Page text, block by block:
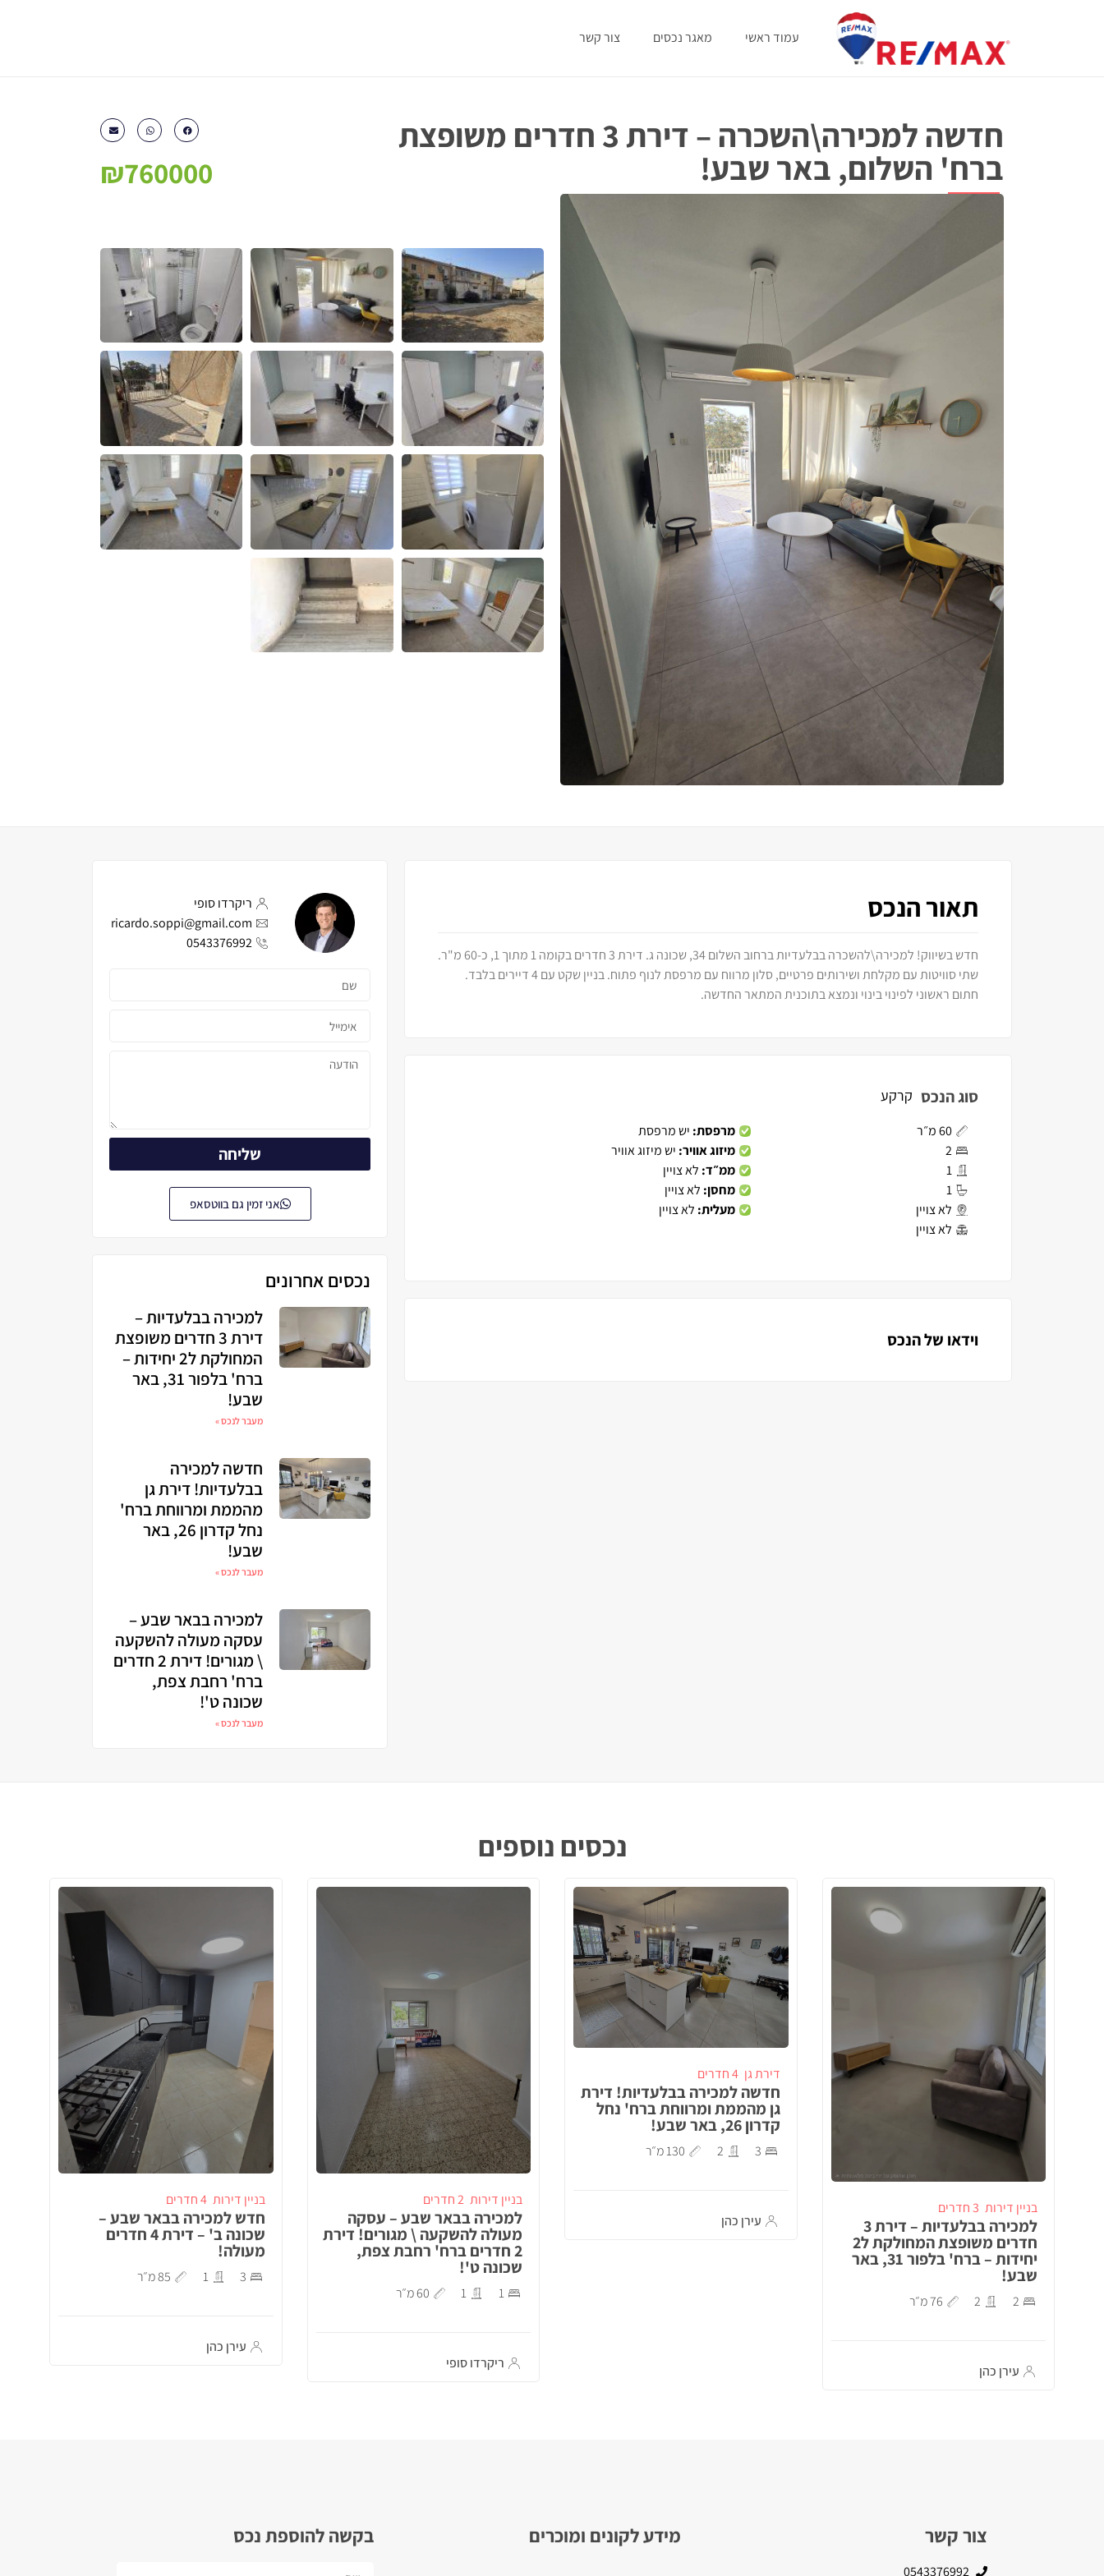
עמוד ראשי מאגר נכסים צור קשר
חדשה למכירה\השכרה – דירת 3 חדרים משופצת
ברח' השלום, באר שבע! ₪760000
תאור הנכס
חדש בשיווק! למכירה\להשכרה בבלעדיות ברחוב השלום 34, שכונה ג. דירת 3 חדרים בקומה 1 מתוך 1, כ-60 מ"ר.
שתי סוויטות עם מקלחת ושירותים פרטיים, סלון מרווח עם מרפסת לנוף פתוח. בניין שקט עם 4 דיירים בלבד.
חתום ראשוני לפינוי בינוי ונמצא בתוכנית המתאר החדשה.
סוג הנכס קרקע
60 מ״ר
2
1
1
לא צויין
לא צויין
מרפסת: יש מרפסת
מיזוג אוויר: יש מיזוג אוויר
ממ״ד: לא צויין
מחסן: לא צויין
מעלית: לא צויין
וידאו של הנכס
ריקרדו סופי
ricardo.soppi@gmail.com
0543376992
שליחה
אני זמין גם בווטסאפ
נכסים אחרונים
למכירה בבלעדיות –
דירת 3 חדרים משופצת
המחולקת ל2 יחידות –
ברח' בלפור 31, באר
שבע!
מעבר לנכס »
חדשה למכירה
בבלעדיות! דירת גן
מהממת ומרווחת ברח'
נחל קדרון 26, באר
שבע!
מעבר לנכס »
למכירה בבאר שבע –
עסקה מעולה להשקעה
\ מגורים! דירת 2 חדרים
ברח' רחבת צפת,
שכונה ט'!
מעבר לנכס »
נכסים נוספים
בניין דירות 3 חדרים
למכירה בבלעדיות – דירת 3
חדרים משופצת המחולקת ל2
יחידות – ברח' בלפור 31, באר
שבע!
2
2 76 מ״ר
עירן כהן
דירת גן 4 חדרים
חדשה למכירה בבלעדיות! דירת
גן מהממת ומרווחת ברח' נחל
קדרון 26, באר שבע!
3
2 130 מ״ר
עירן כהן
בניין דירות 2 חדרים
למכירה בבאר שבע – עסקה
מעולה להשקעה \ מגורים! דירת
2 חדרים ברח' רחבת צפת,
שכונה ט'!
1
1 60 מ״ר
ריקרדו סופי
בניין דירות 4 חדרים
חדש למכירה בבאר שבע –
שכונה ב' – דירת 4 חדרים
מעולה!
3
1 85 מ״ר
עירן כהן
צור קשר
0543376992
מידע לקונים ומוכרים בקשה להוספת נכס